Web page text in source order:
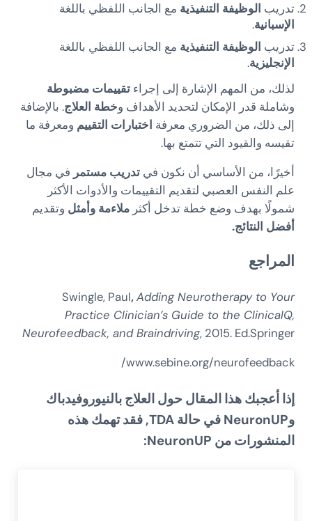
تدريب الوظيفة التنفيذية مع الجانب اللفظي باللغة
الإسبانية.
تدريب الوظيفة التنفيذية مع الجانب اللفظي باللغة
الإنجليزية.
لذلك، من المهم الإشارة إلى إجراء تقييمات مضبوطة
وشاملة قدر الإمكان لتحديد الأهداف وخطة العلاج. بالإضافة
إلى ذلك، من الضروري معرفة اختبارات التقييم ومعرفة ما
تقيسه والقيود التي تتمتع بها.
أخيرًا، من الأساسي أن نكون في تدريب مستمر في مجال
علم النفس العصبي لتقديم التقييمات والأدوات الأكثر
شمولًا بهدف وضع خطة تدخل أكثر ملاءمة وأمثل وتقديم
أفضل النتائج.
المراجع
Swingle, Paul,Adding Neurotherapy to Your
Practice Clinician’s Guide to the ClinicalQ,
Neurofeedback, and Braindriving, 2015. Ed.Springer
www.sebine.org/neurofeedback/
إذا أعجبك هذا المقال حول العلاج بالنيوروفيدباك
وNeuronUP في حالة TDA,
فقد تهمك هذه
المنشورات من NeuronUP
: